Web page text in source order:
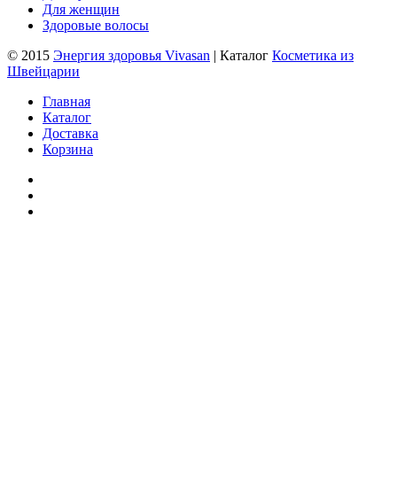
Для женщин
Здоровые волосы
© 2015 Энергия здоровья Vivasan | Каталог Косметика из
Швейцарии
Главная
Каталог
Доставка
Корзина